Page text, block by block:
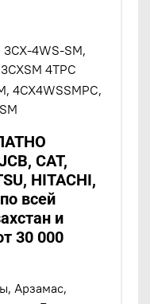
3CX-4WS-SM,
4TPC
4CX4WSSMPC,
CAT,
HITACHI,
всей
и
30 000
Арзамас,